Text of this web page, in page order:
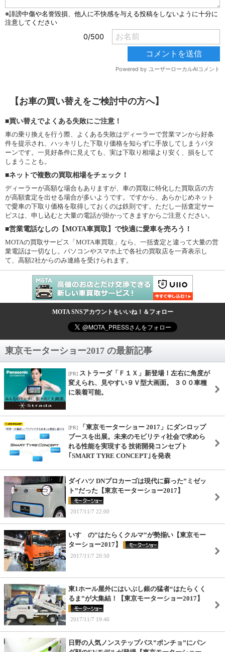
【お車の買い替えをご検討中の方へ】
■買い替えでよくある失敗にご注意！
車の乗り換えを行う際、よくある失敗はディーラーで営業マンから好条
件を提示され、ハッキリした下取り価格を知らずに手放してしまうパタ
ーンです。一見好条件に見えても、実は下取り相場より安く、損をして
しまうことも。
■ネットで複数の買取相場をチェック！
ディーラーが高額な場合もありますが、車の買取に特化した買取店の方
が高額査定を出せる場合が多いようです。ですから、あらかじめネット
で愛車の下取り価格を取得しておくのは鉄則です。ただし一括査定サー
ビスは、申し込むと大量の電話が掛かってきますからご注意ください。
■営業電話なしの【MOTA車買取】で快適に愛車を売ろう！
MOTAの買取サービス「MOTA車買取」なら、一括査定と違って大量の営
業電話は一切なし。パソコンやスマホ上で各社の買取店を一斉表示し
て、高額2社からのみ連絡を受けられます。
MOTA SNSアカウントをいいね！＆フォロー
東京モーターショー2017 の最新記事
[PR] ストラーダ「Ｆ１Ｘ」新登場！左右に角度が
変えられ、見やすい９Ｖ型大画面。 ３００車種
に装着可能。
[PR]
「東京モーターショー 2017」にダンロップ
ブースを出展。未来のモビリティ社会で求めら
れる性能を実現する 技術開発コンセプト
｢SMART TYRE CONCEPT｣を発表
ダイハツ DNプロカーゴは現代に蘇った”ミゼッ
ト”だった【東京モーターショー2017】
2017/11/7 22:00
いすゞの”はたらくクルマ”が勢揃い【東京モー
ターショー2017】
2017/11/7 20:50
東1ホール屋外にはいぶし銀の猛者“はたらくく
るま”が大集結！【東京モーターショー2017】
2017/11/7 19:46
日野の人気ノンステップバス”ポンチョ”にパン